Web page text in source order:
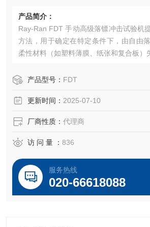
产品简介：
Ray-Ran FDT 手动高级落镖冲击试验机
方法，用于确定在特定条件下，由自由
柔性材料（如塑料薄膜、纸张和复合板）
产品型号： FDT
更新时间： 2025-07-10
厂商性质： 代理商
访 问 量 ： 836
服务热线
020-66618088